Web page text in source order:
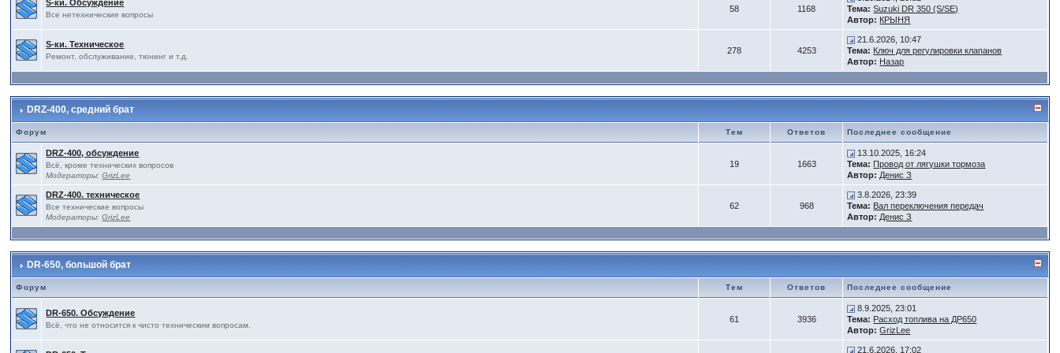
S-ки. Обсуждение
Все нетехнические вопросы
58 1168
Тема: Suzuki DR 350 (S/SE)
Автор: КРЫНЯ
S-ки. Техническое
Ремонт, обслуживание, тюнинг и т.д.
278 4253
21.6.2026, 10:47
Тема: Ключ для регулировки клапанов
Автор: Назар
DRZ-400, средний брат
Форум Тем Ответов Последнее сообщение
DRZ-400, обсуждение
Всё, кроме технических вопросов
Модераторы:GrizLee
19 1663
13.10.2025, 16:24
Тема: Провод от лягушки тормоза
Автор: Денис З
DRZ-400. техническое
Все технические вопросы
Модераторы:GrizLee
62 968
3.8.2026, 23:39
Тема: Вал переключения передач
Автор: Денис З
DR-650, большой брат
Форум Тем Ответов Последнее сообщение
DR-650. Обсуждение
Всё, что не относится к чисто техническим вопросам.
61 3936
8.9.2025, 23:01
Тема: Расход топлива на ДР650
Автор: GrizLee
21.6.2026, 17:02